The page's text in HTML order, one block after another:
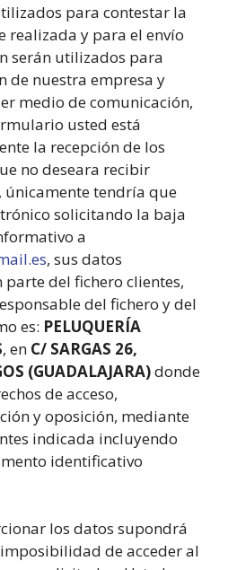
para contestar la
realizada y para el envío
serán utilizados para
de nuestra empresa y
medio de comunicación,
usted está
la recepción de los
no deseara recibir
tendría que
solicitando la baja
a
, sus datos
del fichero clientes,
del fichero y del
es: PELUQUERÍA
, en C/ SARGAS 26,
(GUADALAJARA)donde
de acceso,
y oposición, mediante
indicada incluyendo
identificativo
los datos supondrá
de acceder al